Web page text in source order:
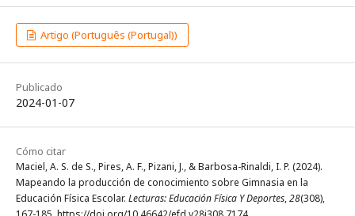
Artigo (Português (Portugal))
Publicado
2024-01-07
Cómo citar
Maciel, A. S. de S., Pires, A. F., Pizani, J., & Barbosa-Rinaldi, I. P. (2024).
Mapeando la producción de conocimiento sobre Gimnasia en la
Educación Física Escolar. Lecturas: Educación Física Y Deportes,28(308),